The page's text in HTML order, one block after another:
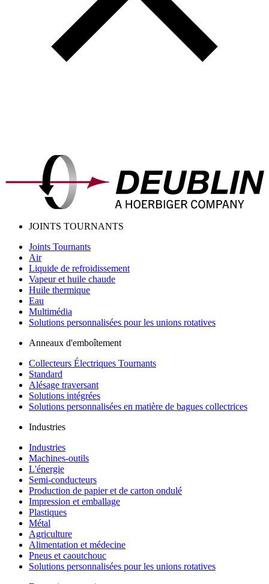
JOINTS TOURNANTS
Joints Tournants
Air
Liquide de refroidissement
Vapeur et huile chaude
Huile thermique
Eau
Multimédia
Solutions personnalisées pour les unions rotatives
Anneaux d'emboîtement
Collecteurs Électriques Tournants
Standard
Alésage traversant
Solutions intégrées
Solutions personnalisées en matière de bagues collectrices
Industries
Industries
Machines-outils
L'énergie
Semi-conducteurs
Production de papier et de carton ondulé
Impression et emballage
Plastiques
Métal
Agriculture
Alimentation et médecine
Pneus et caoutchouc
Solutions personnalisées pour les unions rotatives